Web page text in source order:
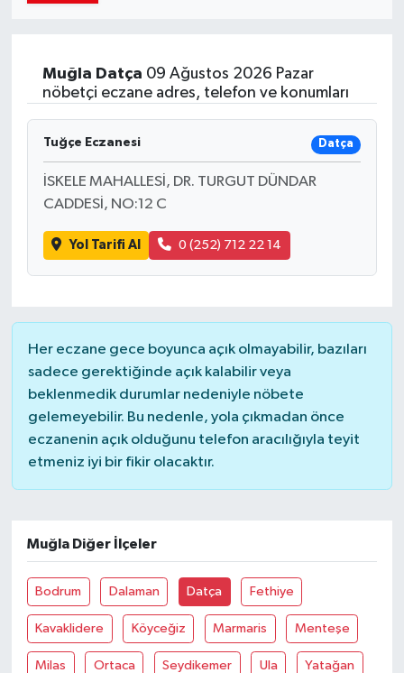
Muğla Datça 09 Ağustos 2026 Pazar
nöbetçi eczane adres, telefon ve konumları
Tuğçe Eczanesi Datça
İSKELE MAHALLESİ, DR. TURGUT DÜNDAR
CADDESİ, NO:12 C
Yol Tarifi Al 0 (252) 712 22 14
Her eczane gece boyunca açık olmayabilir, bazıları
sadece gerektiğinde açık kalabilir veya
beklenmedik durumlar nedeniyle nöbete
gelemeyebilir. Bu nedenle, yola çıkmadan önce
eczanenin açık olduğunu telefon aracılığıyla teyit
etmeniz iyi bir fikir olacaktır.
Muğla Diğer İlçeler
Bodrum Dalaman Datça Fethiye
Kavaklidere Köyceğiz Marmaris Menteşe
Milas Ortaca Seydikemer Ula Yatağan